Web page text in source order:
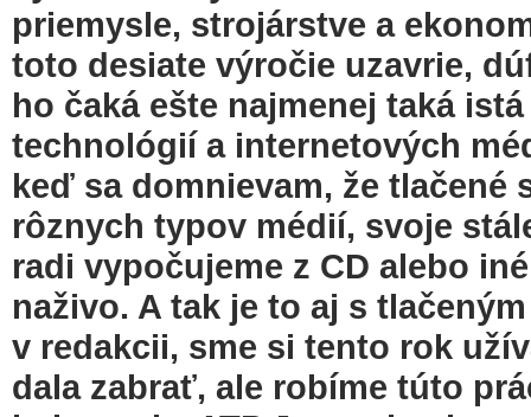
priemysle, strojárstve a
toto desiate výročie uzavrie,
ho čaká ešte najmenej taká
technológií a internetových
keď sa domnievam, že tlačené
rôznych typov médií, svoje
radi vypočujeme z CD alebo
naživo. A tak je to aj s
v redakcii, sme si tento rok
dala zabrať, ale robíme túto